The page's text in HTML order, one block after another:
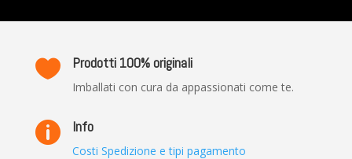
 Prodotti 100% originali
Imballati con cura da appassionati come te.
 Info
Costi Spedizione e tipi pagamento